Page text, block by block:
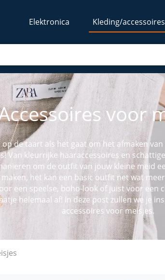
Elektronica Kleding/accessoires
voor
op de taart als het gaat om het afmaken
Van kleurrijke haaraccessoires en
om de outfit van jouw kleine meid
het kan een basic outfit net wat
een speelse, boho-look of juist voor
helemaal af! In deze post zullen we je
accessoires voor meisjes.